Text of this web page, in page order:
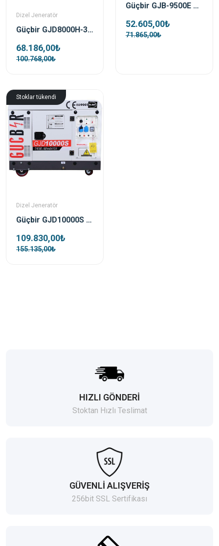
Dizel Jeneratör
Güçbir GJD8000H-3 8 Kva Açik Tip Dizel Marşlı Trifaze Portatif Jeneratör
68.186,00₺
100.768,00₺
Güçbir GJB-9500E Benzinli Monofaze Marşli Açik Tip Portatif Jeneratör
52.605,00₺
71.865,00₺
Stoklar tükendi
Dizel Jeneratör
Güçbir GJD10000S Dizel 10 Kva Monofaze Jeneratör Seti
109.830,00₺
155.135,00₺
HIZLI GÖNDERİ
Stoktan Hızlı Teslimat
GÜVENLİ ALIŞVERİŞ
256bit SSL Sertifikası